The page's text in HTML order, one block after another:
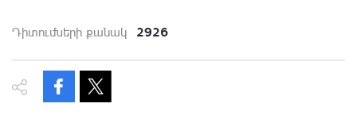
Դիտումների քանակ 2926